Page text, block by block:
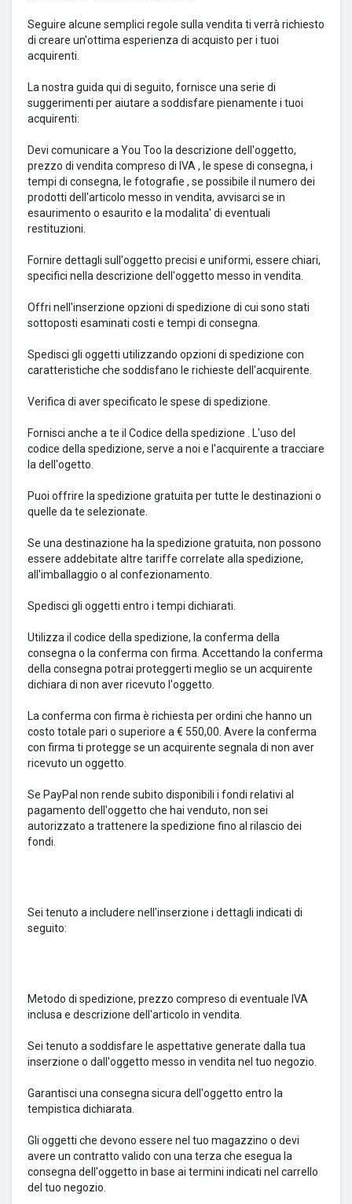
Seguire alcune semplici regole sulla vendita ti verrà richiesto
di creare un'ottima esperienza di acquisto per i tuoi
acquirenti.
La nostra guida qui di seguito, fornisce una serie di
suggerimenti per aiutare a soddisfare pienamente i tuoi
acquirenti:
Devi comunicare a You Too la descrizione dell'oggetto,
prezzo di vendita compreso di IVA , le spese di consegna, i
tempi di consegna, le fotografie , se possibile il numero dei
prodotti dell'articolo messo in vendita, avvisarci se in
esaurimento o esaurito e la modalita' di eventuali
restituzioni.
Fornire dettagli sull'oggetto precisi e uniformi, essere chiari,
specifici nella descrizione dell'oggetto messo in vendita.
Offri nell'inserzione opzioni di spedizione di cui sono stati
sottoposti esaminati costi e tempi di consegna.
Spedisci gli oggetti utilizzando opzioni di spedizione con
caratteristiche che soddisfano le richieste dell'acquirente.
Verifica di aver specificato le spese di spedizione.
Fornisci anche a te il Codice della spedizione . L'uso del
codice della spedizione, serve a noi e l'acquirente a tracciare
la dell'ogetto.
Puoi offrire la spedizione gratuita per tutte le destinazioni o
quelle da te selezionate.
Se una destinazione ha la spedizione gratuita, non possono
essere addebitate altre tariffe correlate alla spedizione,
all'imballaggio o al confezionamento.
Spedisci gli oggetti entro i tempi dichiarati.
Utilizza il codice della spedizione, la conferma della
consegna o la conferma con firma. Accettando la conferma
della consegna potrai proteggerti meglio se un acquirente
dichiara di non aver ricevuto l'oggetto.
La conferma con firma è richiesta per ordini che hanno un
costo totale pari o superiore a € 550,00. Avere la conferma
con firma ti protegge se un acquirente segnala di non aver
ricevuto un oggetto.
Se PayPal non rende subito disponibili i fondi relativi al
pagamento dell'oggetto che hai venduto, non sei
autorizzato a trattenere la spedizione fino al rilascio dei
fondi.
Sei tenuto a includere nell'inserzione i dettagli indicati di
seguito:
Metodo di spedizione, prezzo compreso di eventuale IVA
inclusa e descrizione dell'articolo in vendita.
Sei tenuto a soddisfare le aspettative generate dalla tua
inserzione o dall'oggetto messo in vendita nel tuo negozio.
Garantisci una consegna sicura dell'oggetto entro la
tempistica dichiarata.
Gli oggetti che devono essere nel tuo magazzino o devi
avere un contratto valido con una terza che esegua la
consegna dell'oggetto in base ai termini indicati nel carrello
del tuo negozio.